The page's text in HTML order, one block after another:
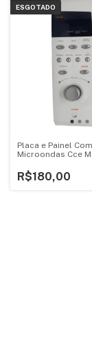
ESGOTADO
Placa e Painel
Microondas Cce
R$180,00